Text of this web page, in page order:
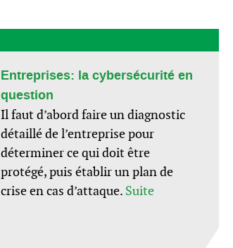
Entreprises: la cybersécurité en
question
Il faut d’abord faire un diagnostic
détaillé de l’entreprise pour
déterminer ce qui doit être
protégé, puis établir un plan de
crise en cas d’attaque. Suite